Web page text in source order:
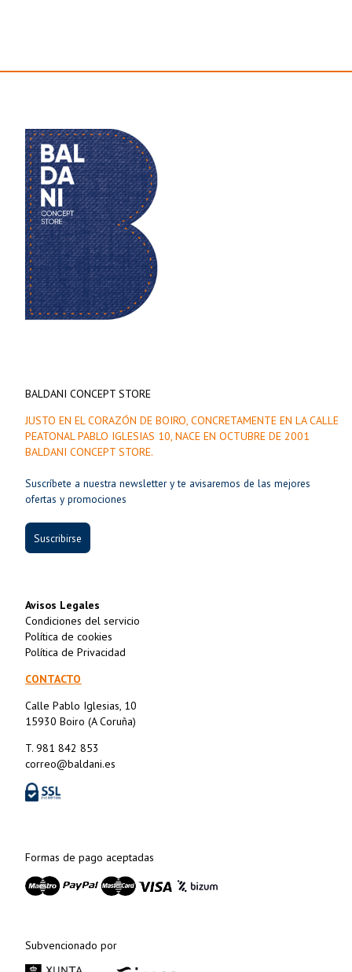
BALDANI CONCEPT STORE
JUSTO EN EL CORAZÓN DE BOIRO, CONCRETAMENTE EN LA CALLE
PEATONAL PABLO IGLESIAS 10, NACE EN OCTUBRE DE 2001
BALDANI CONCEPT STORE.
Suscríbete a nuestra newsletter y te avisaremos de las mejores
ofertas y promociones
Suscribirse
Avisos Legales
Condiciones del servicio
Política de cookies
Política de Privacidad
CONTACTO
Calle Pablo Iglesias, 10
15930 Boiro (A Coruña)
T. 981 842 853
correo@baldani.es
Formas de pago aceptadas
Subvencionado por